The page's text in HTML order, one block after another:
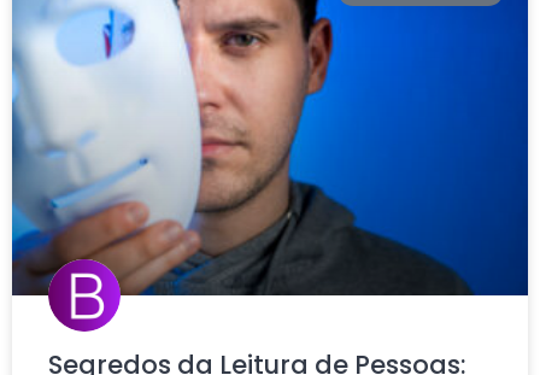
Segredos da Leitura de Pessoas: